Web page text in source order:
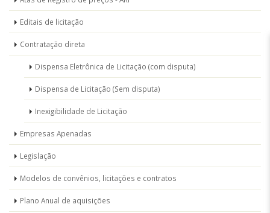
Licitações
Editais de licitação
Contratação direta
Dispensa Eletrônica de Licitação (com disputa)
Dispensa de Licitação (Sem disputa)
Inexigibilidade de Licitação
Empresas Apenadas
Legislação
Modelos de convênios, licitações e contratos
Plano Anual de aquisições